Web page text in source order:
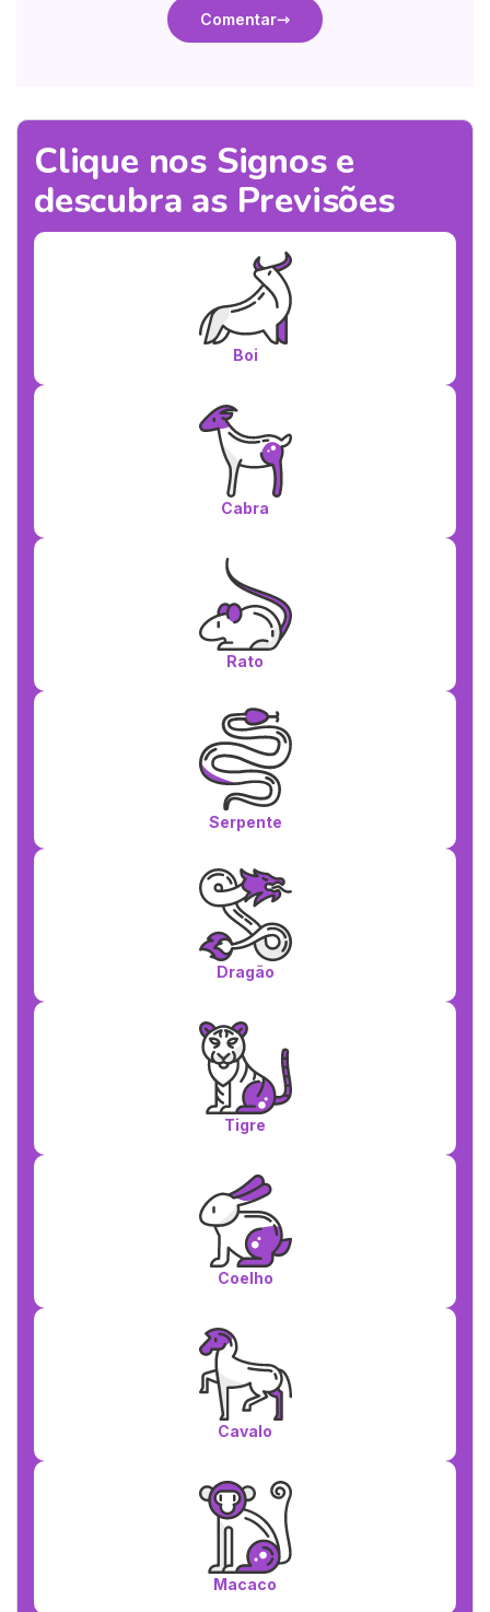
Comentar
Clique nos Signos e
descubra as Previsões
Boi
Cabra
Rato
Serpente
Dragão
Tigre
Coelho
Cavalo
Macaco